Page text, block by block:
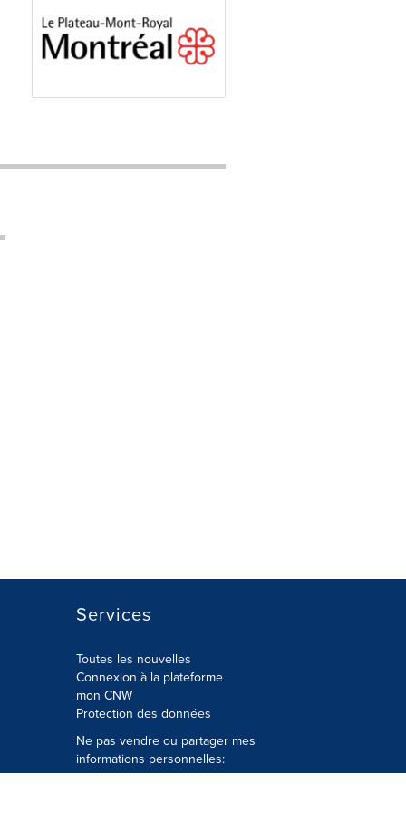
Services
Toutes les nouvelles
Connexion à la plateforme
mon CNW
Protection des données
Ne pas vendre ou partager mes
informations personnelles: